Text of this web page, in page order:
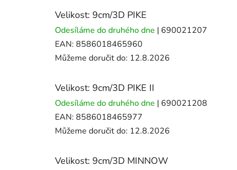
Velikost: 9cm/3D PIKE
Odesíláme do druhého dne | 690021207
EAN: 8586018465960
Můžeme doručit do: 12.8.2026
Velikost: 9cm/3D PIKE II
Odesíláme do druhého dne | 690021208
EAN: 8586018465977
Můžeme doručit do: 12.8.2026
Velikost: 9cm/3D MINNOW